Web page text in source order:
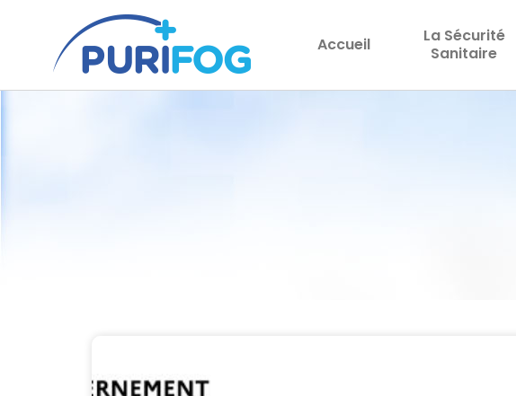
Accueil
La Sécurité
Sanitaire